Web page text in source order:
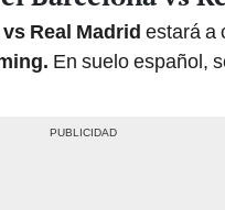
Real Madrid estará a
En suelo español,